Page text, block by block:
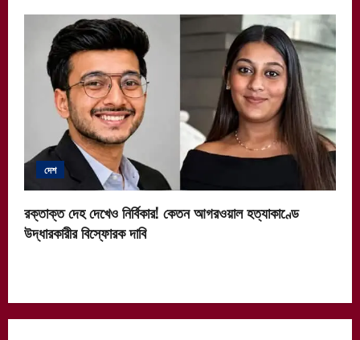
দেশ
রক্তাক্ত দেহ দেখেও নির্বিকার! কেতন আগরওয়াল হত্যাকাণ্ডে
উদ্ধারকারীর বিস্ফোরক দাবি